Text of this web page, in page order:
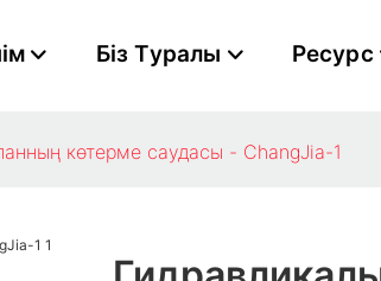
Біз Туралы Ресурс
көтерме саудасы - ChangJia-1